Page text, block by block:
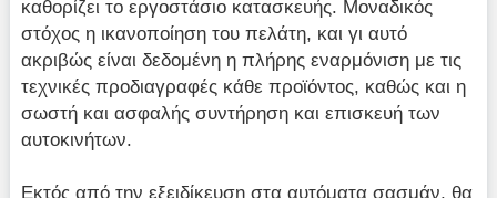
καθορίζει το εργοστάσιο κατασκευής. Μοναδικός
στόχος η ικανοποίηση του πελάτη, και γι αυτό
ακριβώς είναι δεδομένη η πλήρης εναρμόνιση με τις
τεχνικές προδιαγραφές κάθε προϊόντος, καθώς και η
σωστή και ασφαλής συντήρηση και επισκευή των
αυτοκινήτων.
Εκτός από την εξειδίκευση στα αυτόματα σασμάν, θα